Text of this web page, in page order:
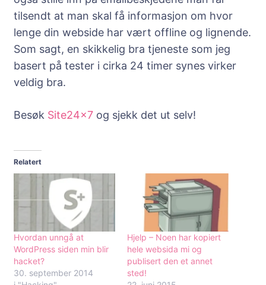
tilsendt at man skal få informasjon om hvor
lenge din webside har vært offline og lignende.
Som sagt, en skikkelig bra tjeneste som jeg
basert på tester i cirka 24 timer synes virker
veldig bra.
Besøk Site24x7 og sjekk det ut selv!
Relatert
Hvordan unngå at
WordPress siden min blir
hacket?
30. september 2014
Hjelp – Noen har kopiert
hele websida mi og
publisert den et annet
sted!